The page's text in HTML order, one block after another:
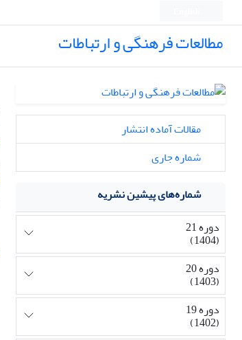
مطالعات فرهنگی و ارتباطات
مقالات آماده انتشار
شماره جاری
شماره‌های پیشین نشریه
دوره 21
(1404)
دوره 20
(1403)
دوره 19
(1402)